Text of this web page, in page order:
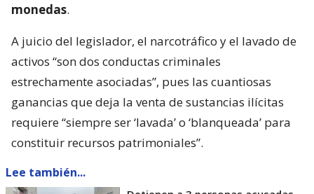
monedas.
A juicio del legislador, el narcotráfico y el lavado de
activos “son dos conductas criminales
estrechamente asociadas”, pues las cuantiosas
ganancias que deja la venta de sustancias ilícitas
requiere “siempre ser ‘lavada’ o ‘blanqueada’ para
constituir recursos patrimoniales”.
Lee también...